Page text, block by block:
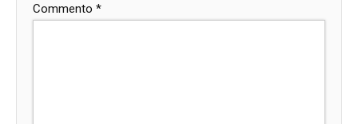
Commento *